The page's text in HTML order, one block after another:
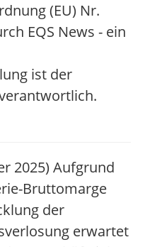
(EU) Nr.
EQS News - ein
ist der
2025) Aufgrund
Bruttomarge
der
erwartet